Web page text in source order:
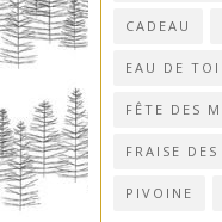
CADEAU
EAU DE
FÊTE DES
FRAISE
PIVOINE